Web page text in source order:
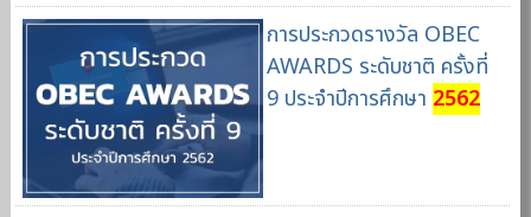
การประกวดรางวัล OBEC
AWARDS ระดับชาติ ครั้งที่
9 ประจำปีการศึกษา 2562